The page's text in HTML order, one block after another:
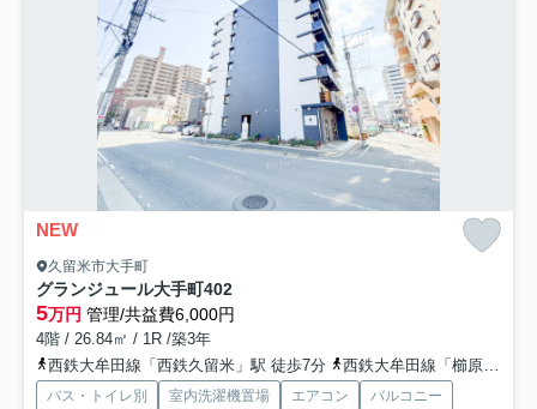
NEW
久留米市大手町
グランジュール大手町402
5万円 管理/共益費6,000円
4階 / 26.84㎡ / 1R /築3年
西鉄大牟田線「西鉄久留米」駅 徒歩7分
西鉄大牟田線「櫛原」駅 徒歩12分
バス・トイレ別 室内洗濯機置場 エアコン
バルコニー